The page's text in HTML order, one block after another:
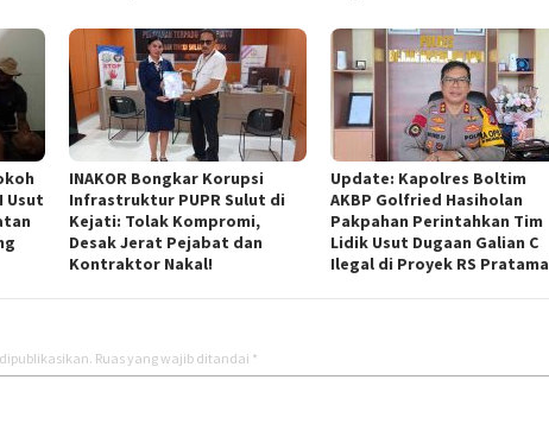
Usut
INAKOR Bongkar Korupsi
Infrastruktur PUPR Sulut di
Kejati: Tolak Kompromi,
Desak Jerat Pejabat dan
Kontraktor Nakal!
Update: Kapolres Boltim
AKBP Golfried Hasiholan
Pakpahan Perintahkan Tim
Lidik Usut Dugaan Galian C
Ilegal di Proyek RS Pratama
Ruas yang wajib ditandai *